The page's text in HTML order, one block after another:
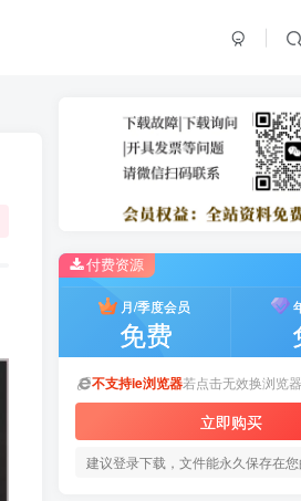
付费资源
月/季度会员
免费
不支持ie浏览器若点击无效换浏览
立即购买
建议登录下载，文件能永久保存在